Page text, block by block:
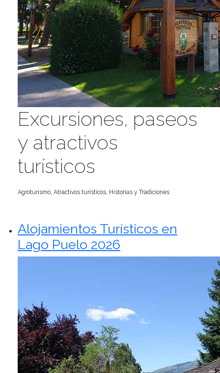
Excursiones, paseos
y atractivos
turísticos
Agroturismo, Atractivos turísticos, Historias y Tradiciones
Alojamientos Turísticos en
Lago Puelo 2026